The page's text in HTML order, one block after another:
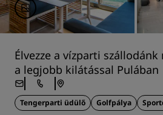
Élvezze a vízparti
a legjobb kilátással Pulában
Tengerparti üdülő Golfpálya